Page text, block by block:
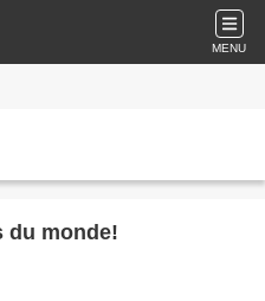
MENU
du monde!